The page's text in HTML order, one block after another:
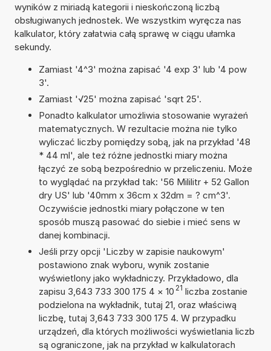
wyników z miriadą kategorii i nieskończoną liczbą
obsługiwanych jednostek. We wszystkim wyręcza nas
kalkulator, który załatwia całą sprawę w ciągu ułamka
sekundy.
Zamiast '4^3' można zapisać '4 exp 3' lub '4 pow
3'.
Zamiast '√25' można zapisać 'sqrt 25'.
Ponadto kalkulator umożliwia stosowanie wyrażeń
matematycznych. W rezultacie można nie tylko
wyliczać liczby pomiędzy sobą, jak na przykład '48
* 44 ml', ale też różne jednostki miary można
łączyć ze sobą bezpośrednio w przeliczeniu. Może
to wyglądać na przykład tak: '56 Mililitr + 52 Gallon
dry US' lub '40mm x 36cm x 32dm = ? cm^3'.
Oczywiście jednostki miary połączone w ten
sposób muszą pasować do siebie i mieć sens w
danej kombinacji.
Jeśli przy opcji 'Liczby w zapisie naukowym'
postawiono znak wyboru, wynik zostanie
wyświetlony jako wykładniczy. Przykładowo, dla
zapisu 3,643 733 300 175 4 × 10 21 liczba zostanie
podzielona na wykładnik, tutaj 21, oraz właściwą
liczbę, tutaj 3,643 733 300 175 4. W przypadku
urządzeń, dla których możliwości wyświetlania liczb
są ograniczone, jak na przykład w kalkulatorach